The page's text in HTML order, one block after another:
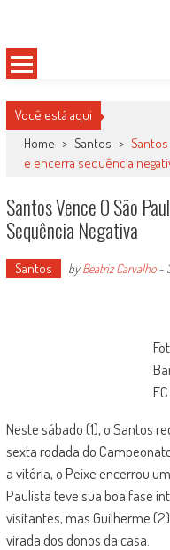
content
Você está aqui
Home > Santos > Santos
e encerra sequência
Santos Vence O São
Sequência Negativa
Santos byBeatriz Carvalho-
FC
Neste sábado (1), o Santos
sexta rodada do
a vitória, o Peixe encerrou
Paulista teve sua boa fase
visitantes, mas Guilherme
virada dos donos da casa.